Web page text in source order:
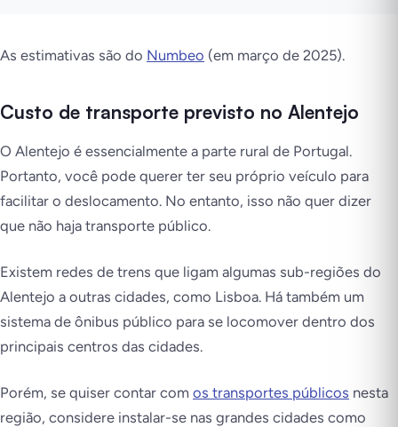
As estimativas são do Numbeo (em março de 2025).
Custo de transporte previsto no Alentejo
O Alentejo é essencialmente a parte rural de Portugal.
Portanto, você pode querer ter seu próprio veículo para
facilitar o deslocamento. No entanto, isso não quer dizer
que não haja transporte público.
Existem redes de trens que ligam algumas sub-regiões do
Alentejo a outras cidades, como Lisboa. Há também um
sistema de ônibus público para se locomover dentro dos
principais centros das cidades.
Porém, se quiser contar com os transportes públicos nesta
região, considere instalar-se nas grandes cidades como